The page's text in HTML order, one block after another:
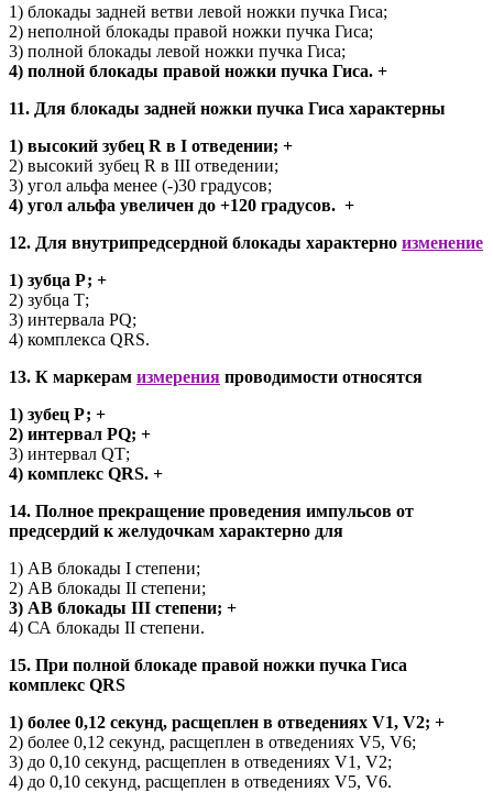
1) блокады задней ветви левой ножки пучка Гиса;
2) неполной блокады правой ножки пучка Гиса;
3) полной блокады левой ножки пучка Гиса;
4) полной блокады правой ножки пучка Гиса. +
11. Для блокады задней ножки пучка Гиса характерны
1) высокий зубец R в I отведении; +
2) высокий зубец R в III отведении;
3) угол альфа менее (-)30 градусов;
4) угол альфа увеличен до +120 градусов. +
12. Для внутрипредсердной блокады характерно изменение
1) зубца Р; +
2) зубца Т;
3) интервала PQ;
4) комплекса QRS.
13. К маркерам измерения проводимости относятся
1) зубец Р; +
2) интервал PQ; +
3) интервал QТ;
4) комплекс QRS. +
14. Полное прекращение проведения импульсов от
предсердий к желудочкам характерно для
1) АВ блокады I степени;
2) АВ блокады II степени;
3) АВ блокады III степени; +
4) СА блокады II степени.
15. При полной блокаде правой ножки пучка Гиса
комплекс QRS
1) более 0,12 секунд, расщеплен в отведениях V1, V2; +
2) более 0,12 секунд, расщеплен в отведениях V5, V6;
3) до 0,10 секунд, расщеплен в отведениях V1, V2;
4) до 0,10 секунд, расщеплен в отведениях V5, V6.